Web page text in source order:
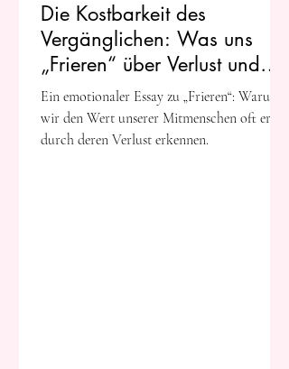
Die Kostbarkeit des
Vergänglichen: Was uns
„Frieren“ über Verlust und
Erinnerung lehrt
Ein emotionaler Essay zu „Frieren“: Warum
wir den Wert unserer Mitmenschen oft erst
durch deren Verlust erkennen.